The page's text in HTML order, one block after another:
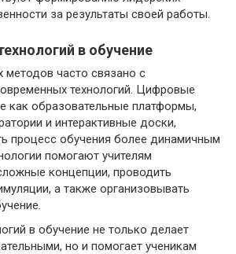
за результаты своей работы.
в обучение
методов часто связано с
технологий. Цифровые
как образовательные платформы,
и интерактивные доски,
процесс обучения более динамичным
помогают учителям
концепции, проводить
а также организовывать
в обучение не только делает
но и помогает ученикам